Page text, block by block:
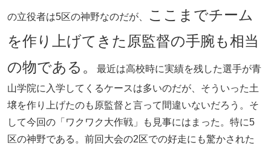
の立役者は5区の神野なのだが、
ここまでチーム
を作り上げてきた原監督の手腕も相当
の物である。
最近は高校時に実績を残した選手が青
山学院に入学してくるケースは多いのだが、そういった土
壌を作り上げたのも原監督と言って間違いないだろう。そ
して今回の「ワクワク大作戦」も見事にはまった。特に5
区の神野である。前回大会の2区での好走にも驚かされた